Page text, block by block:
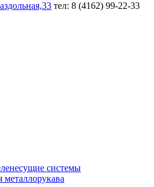
тел: 8 (4162) 99-22-33
системы
металлорукава